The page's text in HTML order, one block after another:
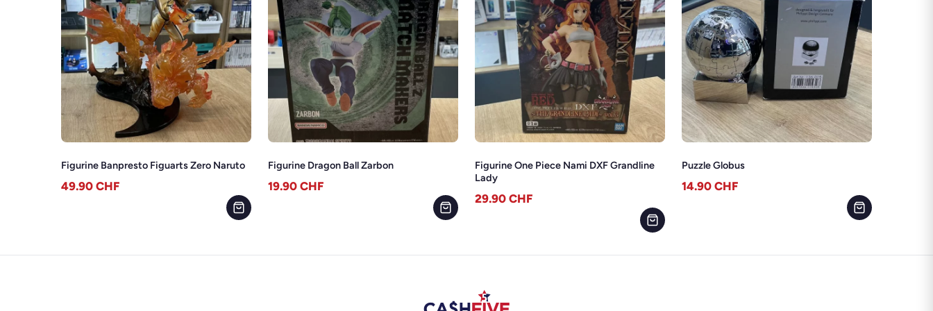
Figurine Banpresto Figuarts Zero Naruto
49.90 CHF
Figurine Dragon Ball Zarbon
19.90 CHF
Figurine One Piece Nami DXF Grandline
Lady
29.90 CHF
Puzzle Globus
14.90 CHF